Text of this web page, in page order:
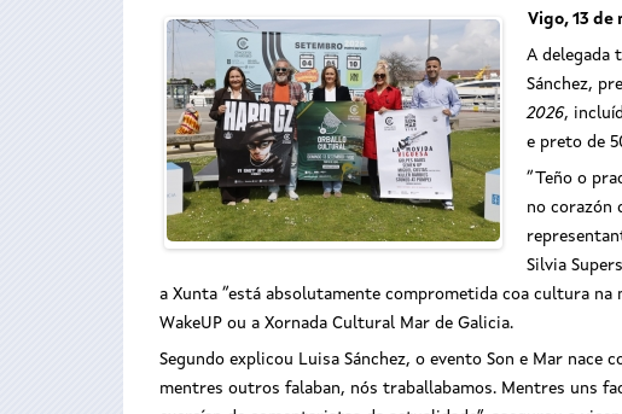
Vigo, 13 de
A delegada
Sánchez,
2026,
e preto de
“Teño o
no corazón
Silvia
a Xunta “está absolutamente comprometida coa cultura
WakeUP ou a Xornada Cultural Mar de Galicia.
Segundo explicou Luisa Sánchez, o evento Son e Mar
mentres outros falaban, nós traballabamos. Mentres uns